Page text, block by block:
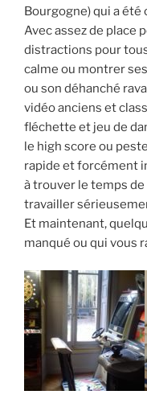
Bourgogne) qui a été
Avec assez de place
distractions pour
calme ou montrer
ou son déhanché
vidéo anciens et
fléchette et jeu de
le high score ou
rapide et forcément
à trouver le temps
travailler
Et maintenant,
manqué ou qui vous